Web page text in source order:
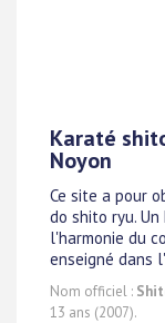
Karaté
Noyon
Ce site a pour
do shito ryu.
l'harmonie du
enseigné dans
Nom officiel :
13 ans (2007).